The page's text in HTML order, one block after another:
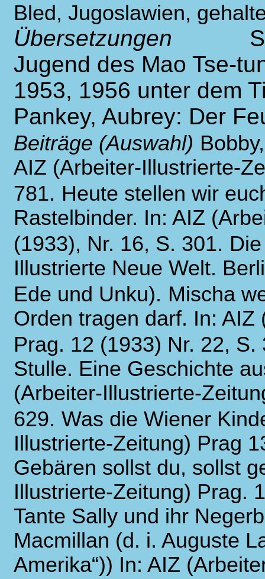
Bled, Jugoslawien,
Übersetzungen
Jugend des Mao Tse-
1953, 1956 unter dem
Pankey, Aubrey: Der
Beiträge (Auswahl)
AIZ (Arbeiter-Illustrierte-
781. Heute stellen wir
Rastelbinder. In: AIZ
(1933), Nr. 16, S. 301.
Illustrierte Neue Welt.
Ede und Unku). Mischa
Orden tragen darf. In:
Prag. 12 (1933) Nr. 22,
Stulle. Eine Geschichte
(Arbeiter-Illustrierte-
629. Was die Wiener
Illustrierte-Zeitung) Prag
Gebären sollst du, sollst
Illustrierte-Zeitung) Prag.
Tante Sally und ihr
Macmillan (d. i. Auguste
Amerika“)) In: AIZ